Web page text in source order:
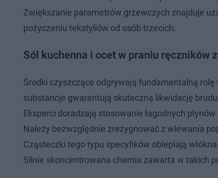
Zwiększanie parametrów grzewczych znajduje
pożyczeniu tekstyliów od osób trzecich.
Sól kuchenna i ocet w praniu ręczników
Środki czyszczące odgrywają fundamentalną
substancje gwarantują skuteczną likwidację
Eksperci doradzają stosowanie łagodnych
Należy bezwzględnie zrezygnować z wlewania
Cząsteczki tego typu specyfików oblepiają włókna
Silnie skoncentrowana chemia zawarta w takich